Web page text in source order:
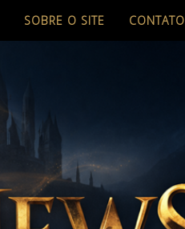
SOBRE O SITE CONTATO